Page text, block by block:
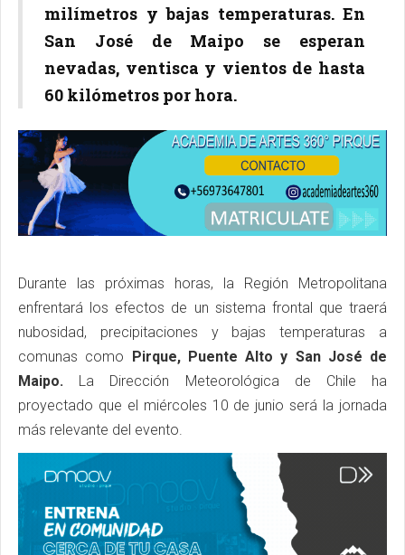
milímetros y bajas temperaturas. En
San José de Maipo se esperan
nevadas, ventisca y vientos de hasta
60 kilómetros por hora.
Durante las próximas horas, la Región Metropolitana
enfrentará los efectos de un sistema frontal que traerá
nubosidad, precipitaciones y bajas temperaturas a
comunas como
Pirque, Puente Alto y San José de
Maipo. La Dirección Meteorológica de Chile ha
proyectado que el miércoles 10 de junio será la jornada
más relevante del evento.